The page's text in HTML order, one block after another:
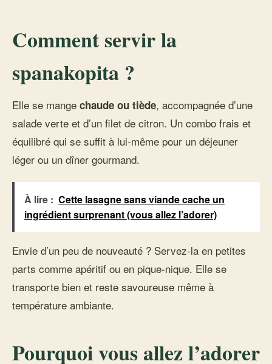
Comment servir la
spanakopita ?
Elle se mange chaude ou tiède, accompagnée d’une
salade verte et d’un filet de citron. Un combo frais et
équilibré qui se suffit à lui-même pour un déjeuner
léger ou un dîner gourmand.
À lire : Cette lasagne sans viande cache un
ingrédient surprenant (vous allez l’adorer)
Envie d’un peu de nouveauté ? Servez-la en petites
parts comme apéritif ou en pique-nique. Elle se
transporte bien et reste savoureuse même à
température ambiante.
Pourquoi vous allez l’adorer